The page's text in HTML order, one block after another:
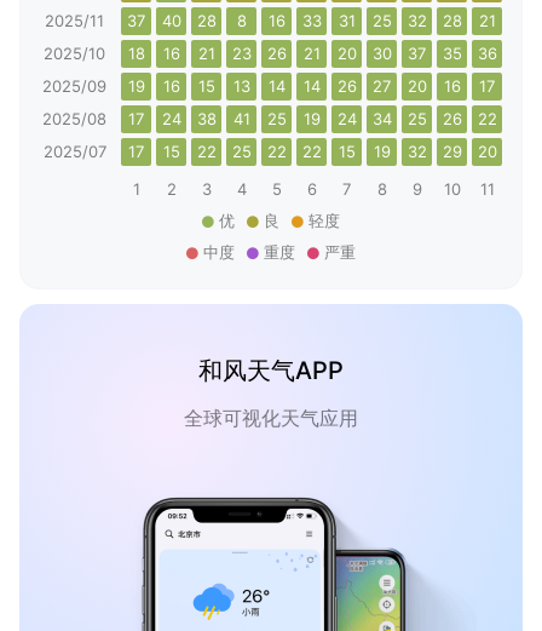
2025/11
37 40 28 8 16 33 31 25 32 28 21
2025/10
18 16 21 23 26 21 20 30 37 35 36
2025/09
19 16 15 13 14 14 26 27 20 16 17
2025/08
17 24 38 41 25 19 24 34 25 26 22
2025/07
17 15 22 25 22 22 15 19 32 29 20
1
2 3 4 5 6 7 8 9 10 11
优
良
轻度
中度
重度 严重
和风天气APP
全球可视化天气应用